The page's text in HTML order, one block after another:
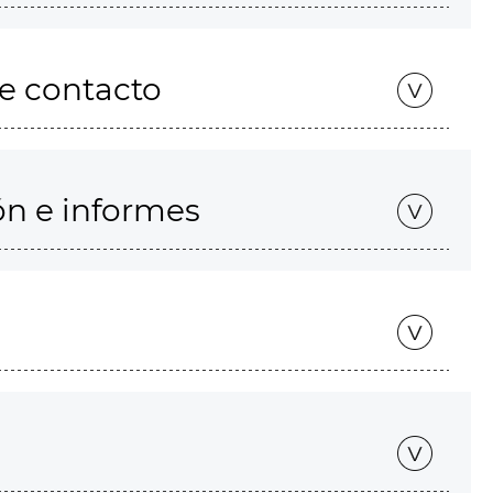
contacto
e informes